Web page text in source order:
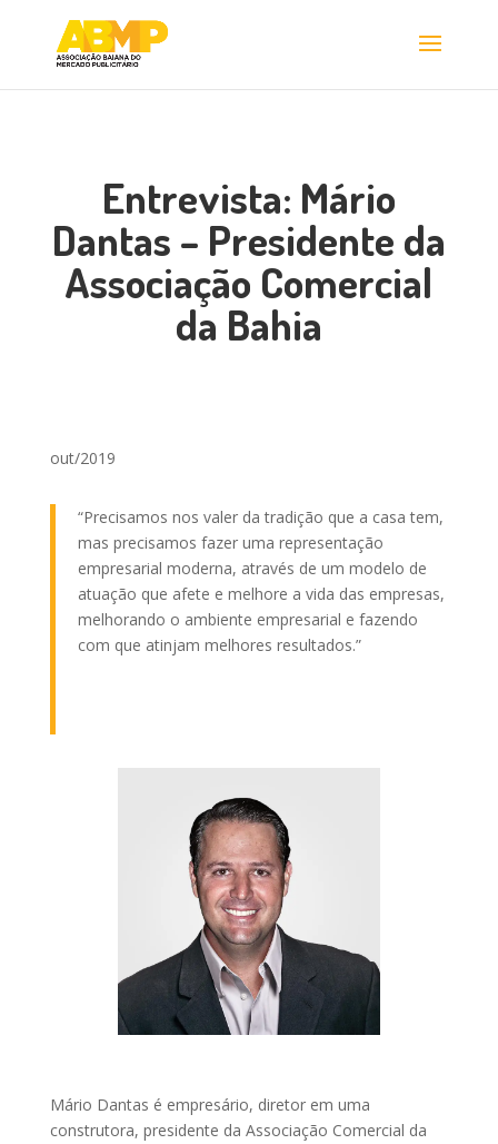
Entrevista: Mário
Dantas – Presidente da
Associação Comercial
da Bahia
out/2019
“Precisamos nos valer da tradição que a casa tem,
mas precisamos fazer uma representação
empresarial moderna, através de um modelo de
atuação que afete e melhore a vida das empresas,
melhorando o ambiente empresarial e fazendo
com que atinjam melhores resultados.”
Mário Dantas é empresário, diretor em uma
construtora, presidente da Associação Comercial da